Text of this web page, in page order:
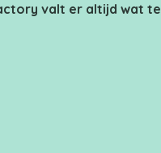
valt er altijd wat te